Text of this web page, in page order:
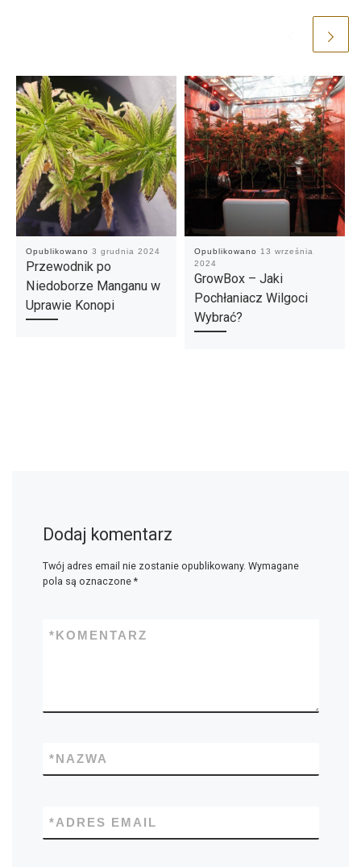
Opublikowano 3 grudnia 2024
Przewodnik po
Niedoborze Manganu w
Uprawie Konopi
Opublikowano
13 września
2024
GrowBox – Jaki
Pochłaniacz Wilgoci
Wybrać?
Dodaj komentarz
Twój adres email nie zostanie opublikowany. Wymagane
pola są oznaczone *
KOMENTARZ
*
NAZWA
*
ADRES EMAIL
*